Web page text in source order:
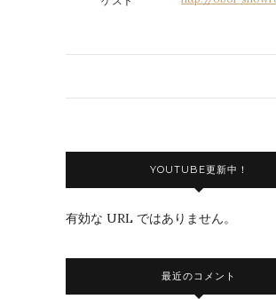
YOUTUBE更新中！
有効な URL ではありません。
最近のコメント